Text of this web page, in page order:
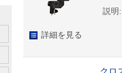
詳細を見る
説明: